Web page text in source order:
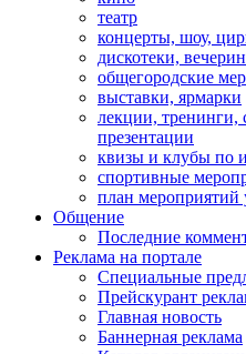
театр
концерты, шоу,
дискотеки,
общегородские
выставки, ярмарки
лекции, тренинги,
презентации
квизы и клубы по
спортивные
план мероприятий
Общение
Последние
Реклама на портале
Специальные
Прейскурант
Главная новость
Баннерная реклама